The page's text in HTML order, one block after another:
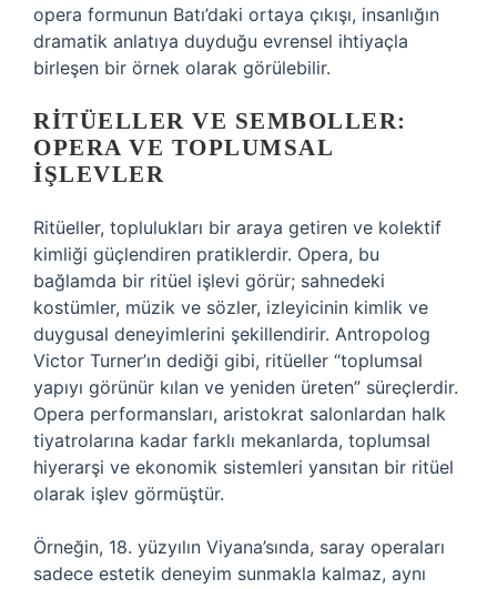
opera formunun Batı’daki ortaya çıkışı, insanlığın
dramatik anlatıya duyduğu evrensel ihtiyaçla
birleşen bir örnek olarak görülebilir.
RITÜELLER VE SEMBOLLER:
OPERA VE TOPLUMSAL
İŞLEVLER
Ritüeller, toplulukları bir araya getiren ve kolektif
kimliği güçlendiren pratiklerdir. Opera, bu
bağlamda bir ritüel işlevi görür; sahnedeki
kostümler, müzik ve sözler, izleyicinin kimlik ve
duygusal deneyimlerini şekillendirir. Antropolog
Victor Turner’ın dediği gibi, ritüeller “toplumsal
yapıyı görünür kılan ve yeniden üreten” süreçlerdir.
Opera performansları, aristokrat salonlardan halk
tiyatrolarına kadar farklı mekanlarda, toplumsal
hiyerarşi ve ekonomik sistemleri yansıtan bir ritüel
olarak işlev görmüştür.
Örneğin, 18. yüzyılın Viyana’sında, saray operaları
sadece estetik deneyim sunmakla kalmaz, aynı